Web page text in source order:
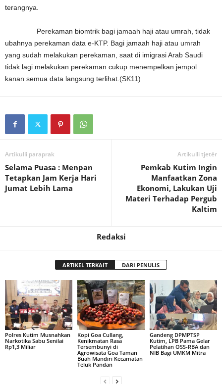
terangnya.
Perekaman biomtrik bagi jamaah haji atau umrah, tidak
ubahnya perekaman data e-KTP. Bagi jamaah haji atau umrah
yang sudah melakukan perekaman, saat di imigrasi Arab Saudi
tidak lagi melakukan perekaman cukup menempelkan jempol
kanan semua data langsung terlihat.(SK11)
Artikulli paraprak
Selama Puasa : Menpan
Tetapkan Jam Kerja Hari
Jumat Lebih Lama
Artikulli tjetër
Pemkab Kutim Ingin
Manfaatkan Zona
Ekonomi, Lakukan Uji
Materi Terhadap Pergub
Kaltim
Redaksi
ARTIKEL TERKAIT DARI PENULIS
Polres Kutim Musnahkan
Narkotika Sabu Senilai
Rp1,3 Miliar
Kopi Goa Cullang,
Kenikmatan Rasa
Tersembunyi di
Agrowisata Goa Taman
Buah Mandiri Kecamatan
Teluk Pandan
Gandeng DPMPTSP
Kutim, LPB Pama Gelar
Pelatihan OSS-RBA dan
NIB Bagi UMKM Mitra